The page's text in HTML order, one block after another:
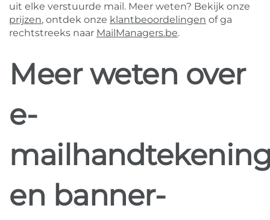
uit elke verstuurde mail. Meer weten? Bekijk onze
prijzen, ontdek onze klantbeoordelingen of ga
rechtstreeks naar MailManagers.be.
Meer weten over
e-
en banner-